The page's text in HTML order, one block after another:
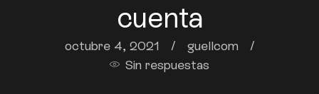
cuenta
octubre 4, 2021 / guellcom
/
Sin respuestas